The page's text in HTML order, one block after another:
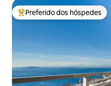
Entre os melhores preferidos
Preferido dos hóspedes